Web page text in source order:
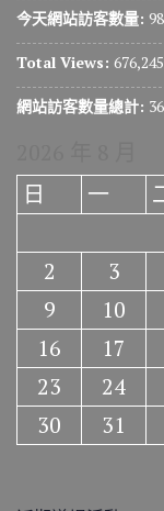
今天網站訪客數量:
Total Views: 676,245
網站訪客數量總計:
日
一
2
3
9
10
16
17
23
24
30
31